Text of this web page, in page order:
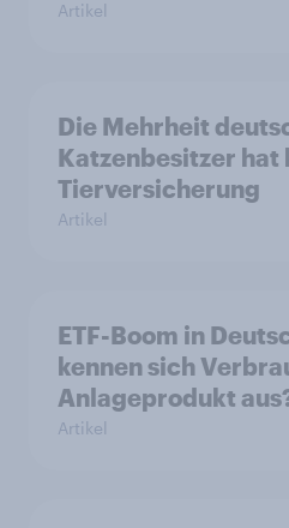
Artikel
Die Mehrheit
Katzenbesitzer hat
Tierversicherung
Artikel
ETF-Boom in
kennen sich
Anlageprodukt
Artikel